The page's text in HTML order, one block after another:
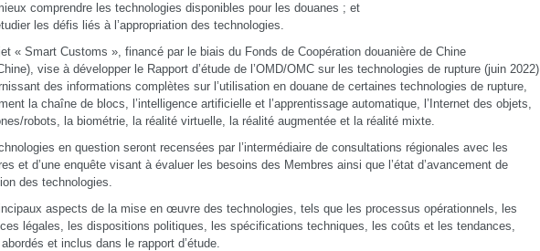
comprendre les technologies disponibles pour les douanes ; et
les défis liés à l’appropriation des technologies.
« Smart Customs », financé par le biais du Fonds de Coopération douanière de Chine
vise à développer le Rapport d’étude de l’OMD/OMC sur les technologies de rupture (juin 2022)
des informations complètes sur l’utilisation en douane de certaines technologies de rupture,
la chaîne de blocs, l’intelligence artificielle et l’apprentissage automatique, l’Internet des objets,
robots, la biométrie, la réalité virtuelle, la réalité augmentée et la réalité mixte.
en question seront recensées par l’intermédiaire de consultations régionales avec les
et d’une enquête visant à évaluer les besoins des Membres ainsi que l’état d’avancement de
des technologies.
aspects de la mise en œuvre des technologies, tels que les processus opérationnels, les
légales, les dispositions politiques, les spécifications techniques, les coûts et les tendances,
et inclus dans le rapport d’étude.